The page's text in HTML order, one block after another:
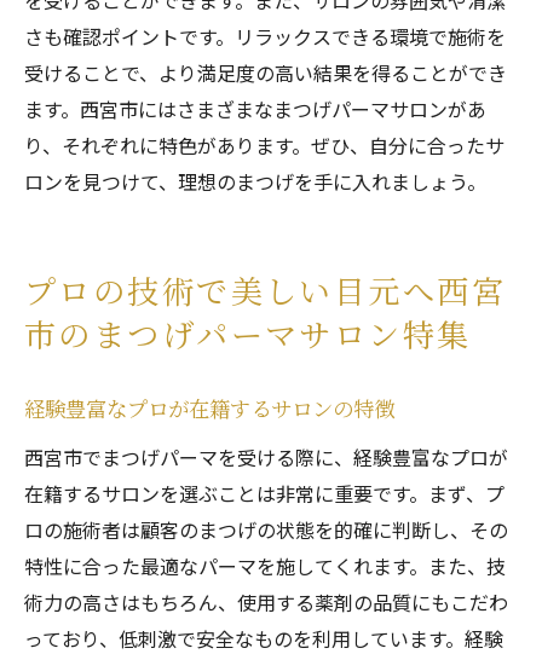
さも確認ポイントです。リラックスできる環境で施術を
受けることで、より満足度の高い結果を得ることができ
ます。西宮市にはさまざまなまつげパーマサロンがあ
り、それぞれに特色があります。ぜひ、自分に合ったサ
ロンを見つけて、理想のまつげを手に入れましょう。
プロの技術で美しい目元へ西宮
市のまつげパーマサロン特集
経験豊富なプロが在籍するサロンの特徴
西宮市でまつげパーマを受ける際に、経験豊富なプロが
在籍するサロンを選ぶことは非常に重要です。まず、プ
ロの施術者は顧客のまつげの状態を的確に判断し、その
特性に合った最適なパーマを施してくれます。また、技
術力の高さはもちろん、使用する薬剤の品質にもこだわ
っており、低刺激で安全なものを利用しています。経験